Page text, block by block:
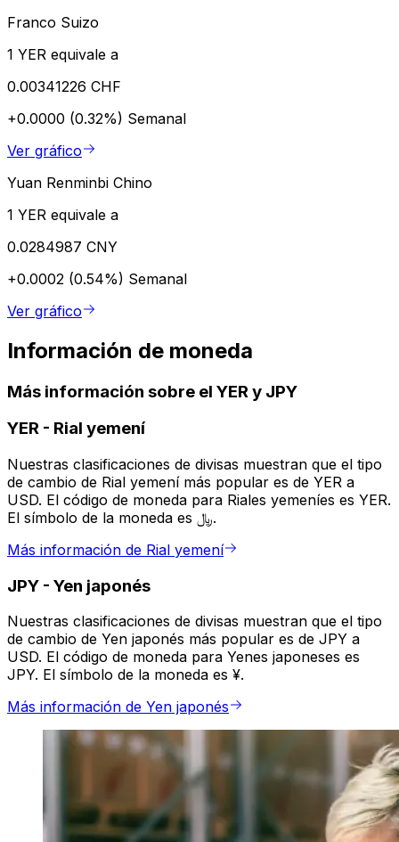
Franco Suizo
1 YER equivale a
0.00341226 CHF
+0.0000 (0.32%) Semanal
Ver gráfico
Yuan Renminbi Chino
1 YER equivale a
0.0284987 CNY
+0.0002 (0.54%) Semanal
Ver gráfico
Información de moneda
Más información sobre el YER y JPY
YER - Rial yemení
Nuestras clasificaciones de divisas muestran que el tipo
de cambio de Rial yemení más popular es de YER a
USD. El código de moneda para Riales yemeníes es YER.
El símbolo de la moneda es ﷼.
Más información de Rial yemení
JPY - Yen japonés
Nuestras clasificaciones de divisas muestran que el tipo
de cambio de Yen japonés más popular es de JPY a
USD. El código de moneda para Yenes japoneses es
JPY. El símbolo de la moneda es ¥.
Más información de Yen japonés